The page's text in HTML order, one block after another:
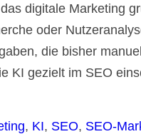
digitale Marketing
oder
die bisher
KI gezielt im SEO
, KI, SEO, SEO-